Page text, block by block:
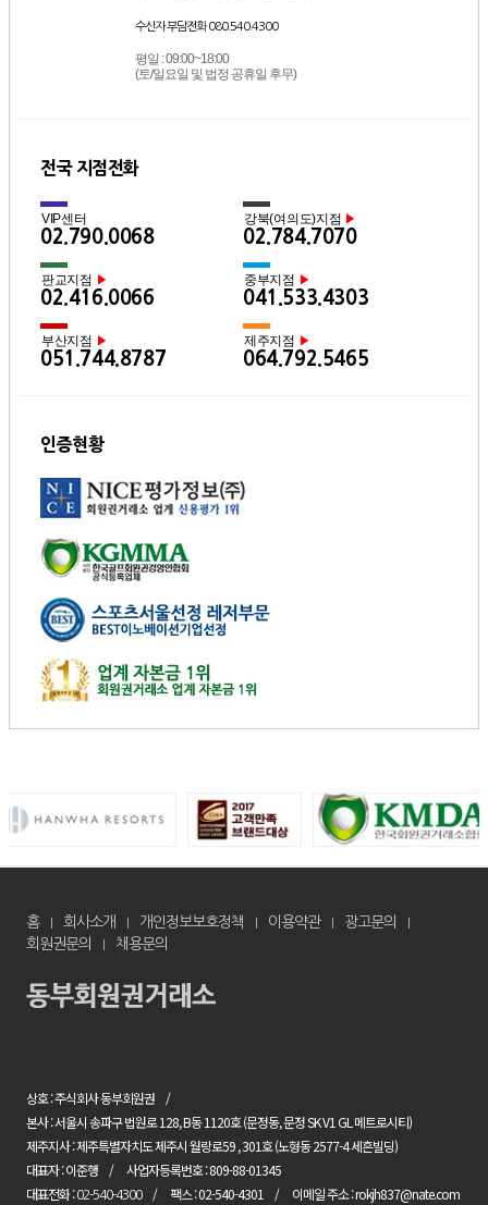
수신자 부담전화 080.540.4300
평일 : 09:00~18:00
(토/일요일 및 법정 공휴일 후무)
전국 지점전화
VIP센터
02.790.0068
강북(여의도)지점 ▶
02.784.7070
판교지점 ▶
02.416.0066
중부지점 ▶
041.533.4303
부산지점 ▶
051.744.8787
제주지점 ▶
064.792.5465
인증현황
홈 회사소개 개인정보보호정책 이용약관
광고문의
회원권문의
채용문의
상호 : 주식회사 동부회원권
본사 : 서울시 송파구 법원로 128, B동 1120호 (문정동, 문정 SK V1 GL 메트로시티)
제주지사 : 제주특별자치도 제주시 월랑로59 , 301호 (노형동 2577-4 세흔빌딩)
대표자 : 이준행
사업자등록번호 : 809-88-01345
대표전화 :02-540-4300 팩스 : 02-540-4301 이메일 주소 : rokjh837@nate.com